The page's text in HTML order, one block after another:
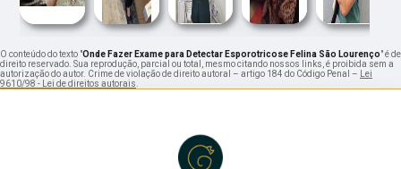
O conteúdo do texto "Onde Fazer Exame para Detectar Esporotricose Felina São Lourenço" é de
direito reservado. Sua reprodução, parcial ou total, mesmo citando nossos links, é proibida sem a
autorização do autor. Crime de violação de direito autoral – artigo 184 do Código Penal – Lei
9610/98 - Lei de direitos autorais.